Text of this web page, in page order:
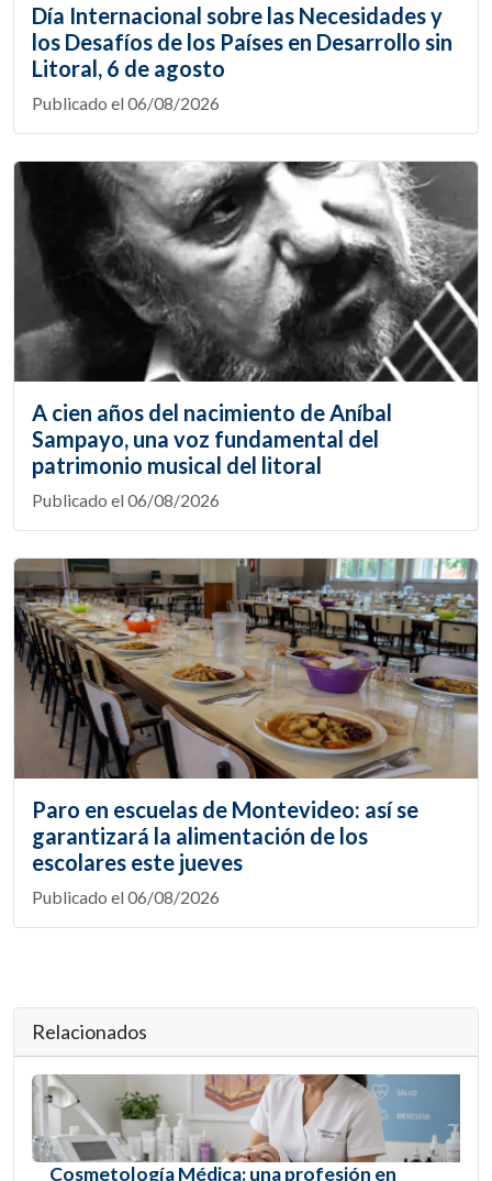
Día Internacional sobre las Necesidades y
los Desafíos de los Países en Desarrollo sin
Litoral, 6 de agosto
Publicado el 06/08/2026
A cien años del nacimiento de Aníbal
Sampayo, una voz fundamental del
patrimonio musical del litoral
Publicado el 06/08/2026
Paro en escuelas de Montevideo: así se
garantizará la alimentación de los
escolares este jueves
Publicado el 06/08/2026
Relacionados
Cosmetología Médica: una profesión en